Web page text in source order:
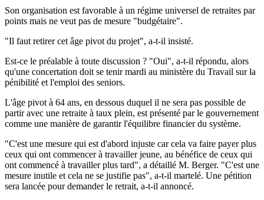
Son organisation est favorable à un régime universel de retraites par
points mais ne veut pas de mesure "budgétaire".
"Il faut retirer cet âge pivot du projet", a-t-il insisté.
Est-ce le préalable à toute discussion ? "Oui", a-t-il répondu, alors
qu'une concertation doit se tenir mardi au ministère du Travail sur la
pénibilité et l'emploi des seniors.
L'âge pivot à 64 ans, en dessous duquel il ne sera pas possible de
partir avec une retraite à taux plein, est présenté par le gouvernement
comme une manière de garantir l'équilibre financier du système.
"C'est une mesure qui est d'abord injuste car cela va faire payer plus
ceux qui ont commencer à travailler jeune, au bénéfice de ceux qui
ont commencé à travailler plus tard", a détaillé M. Berger. "C'est une
mesure inutile et cela ne se justifie pas", a-t-il martelé. Une pétition
sera lancée pour demander le retrait, a-t-il annoncé.